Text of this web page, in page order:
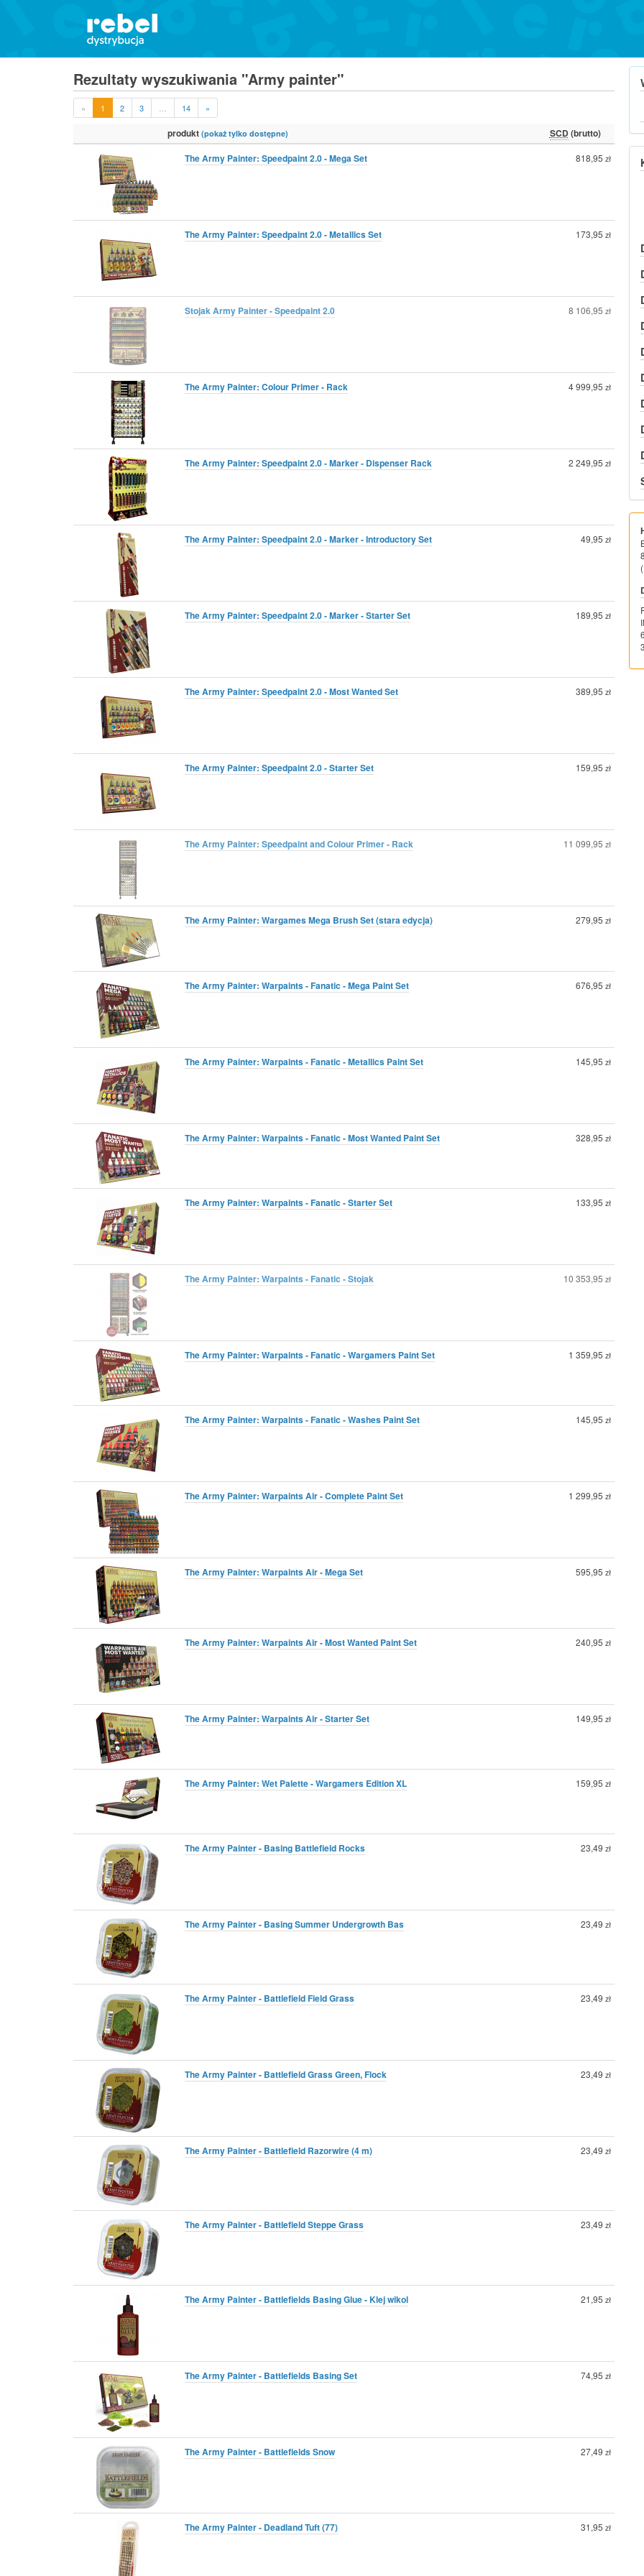
Rezultaty wyszukiwania "Army painter"
« 1 2 3 14 »
produkt (pokaż tylko dostępne) SCD (brutto)
The Army Painter: Speedpaint 2.0 - Mega Set
818,95 zł
The Army Painter: Speedpaint 2.0 - Metallics Set 173,95 zł
Stojak Army Painter - Speedpaint 2.0 8 106,95 zł
The Army Painter: Colour Primer - Rack 4 999,95 zł
The Army Painter: Speedpaint 2.0 - Marker - Dispenser Rack 2 249,95 zł
The Army Painter: Speedpaint 2.0 - Marker - Introductory Set 49,95 zł
The Army Painter: Speedpaint 2.0 - Marker - Starter Set 189,95 zł
The Army Painter: Speedpaint 2.0 - Most Wanted Set 389,95 zł
The Army Painter: Speedpaint 2.0 - Starter Set 159,95 zł
The Army Painter: Speedpaint and Colour Primer - Rack 11 099,95 zł
The Army Painter: Wargames Mega Brush Set (stara edycja) 279,95 zł
The Army Painter: Warpaints - Fanatic - Mega Paint Set 676,95 zł
The Army Painter: Warpaints - Fanatic - Metallics Paint Set 145,95 zł
The Army Painter: Warpaints - Fanatic - Most Wanted Paint Set 328,95 zł
The Army Painter: Warpaints - Fanatic - Starter Set 133,95 zł
The Army Painter: Warpaints - Fanatic - Stojak 10 353,95 zł
The Army Painter: Warpaints - Fanatic - Wargamers Paint Set 1 359,95 zł
The Army Painter: Warpaints - Fanatic - Washes Paint Set 145,95 zł
The Army Painter: Warpaints Air - Complete Paint Set 1 299,95 zł
The Army Painter: Warpaints Air - Mega Set 595,95 zł
The Army Painter: Warpaints Air - Most Wanted Paint Set 240,95 zł
The Army Painter: Warpaints Air - Starter Set 149,95 zł
The Army Painter: Wet Palette - Wargamers Edition XL 159,95 zł
The Army Painter - Basing Battlefield Rocks 23,49 zł
The Army Painter - Basing Summer Undergrowth Bas 23,49 zł
The Army Painter - Battlefield Field Grass 23,49 zł
The Army Painter - Battlefield Grass Green, Flock 23,49 zł
The Army Painter - Battlefield Razorwire (4 m) 23,49 zł
The Army Painter - Battlefield Steppe Grass 23,49 zł
The Army Painter - Battlefields Basing Glue - Klej wikol 21,95 zł
The Army Painter - Battlefields Basing Set 74,95 zł
The Army Painter - Battlefields Snow 27,49 zł
The Army Painter - Deadland Tuft (77) 31,95 zł
(